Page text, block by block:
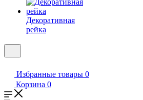
Декоративная
рейка
Избранные товары 0
Корзина 0